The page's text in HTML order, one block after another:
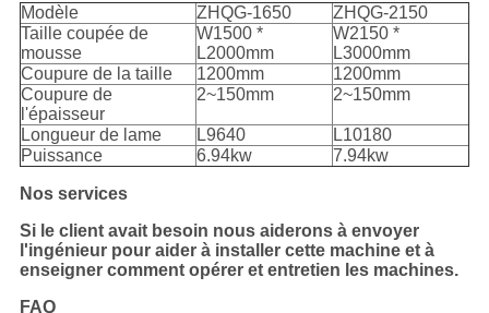
Modèle ZHQG-1650
ZHQG-2150
Taille coupée de
mousse
W1500 *
L2000mm
W2150 *
L3000mm
Coupure de la taille
1200mm
1200mm
Coupure de
l'épaisseur
2~150mm 2~150mm
Longueur de lame L9640
L10180
Puissance
6.94kw 7.94kw
Nos services
Si le client avait besoin nous aiderons à envoyer
l'ingénieur pour aider à installer cette machine et à
enseigner comment opérer et entretien les machines.
FAQ